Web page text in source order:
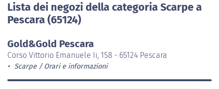
Lista dei negozi della categoria Scarpe a
Pescara (65124)
Gold&Gold Pescara
Corso Vittorio Emanuele Ii, 158 - 65124 Pescara
Scarpe Orari e informazioni